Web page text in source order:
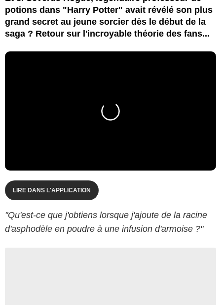
potions dans "Harry Potter" avait révélé son plus
grand secret au jeune sorcier dès le début de la
saga ? Retour sur l'incroyable théorie des fans...
LIRE DANS L'APPLICATION
"Qu'est-ce que j'obtiens lorsque j'ajoute de la racine
d'asphodèle en poudre à une infusion d'armoise ?"